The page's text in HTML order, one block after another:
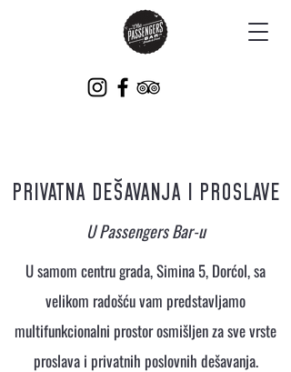
PRIVATNA DEŠAVANJA I PROSLAVE
U Passengers Bar-u
U samom centru grada, Simina 5, Dorćol, sa
velikom radošću vam predstavljamo
multifunkcionalni prostor osmišljen za sve vrste
proslava i privatnih poslovnih dešavanja.